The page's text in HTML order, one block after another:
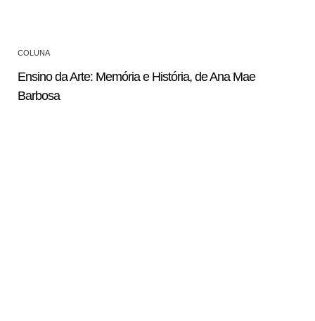
COLUNA
Ensino da Arte: Memória e História, de Ana Mae
Barbosa